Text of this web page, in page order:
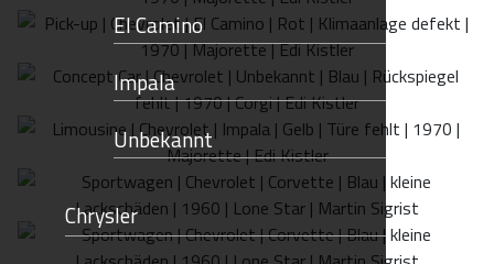
El Camino
Impala
Unbekannt
Chrysler